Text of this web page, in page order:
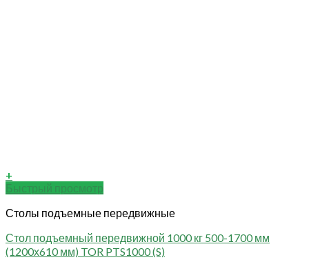
+
Быстрый просмотр
Столы подъемные передвижные
Стол подъемный передвижной 1000 кг 500-1700 мм
(1200х610 мм) TOR PTS1000 (S)